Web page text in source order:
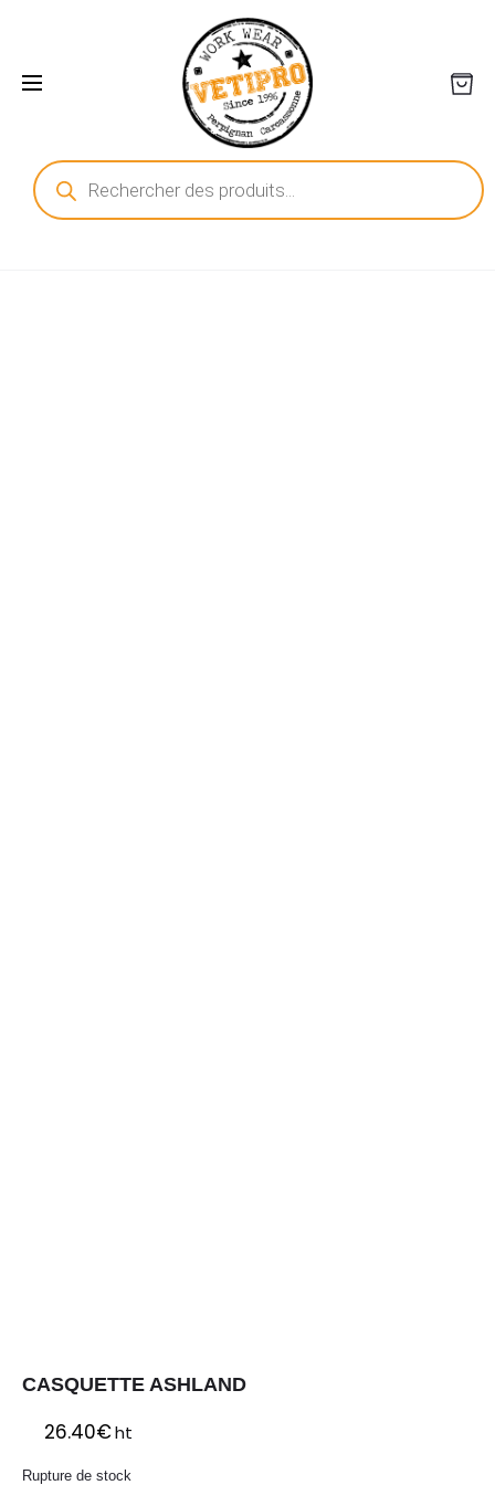
Recherche
de
produits
CASQUETTE ASHLAND
26.40€ht
Rupture de stock